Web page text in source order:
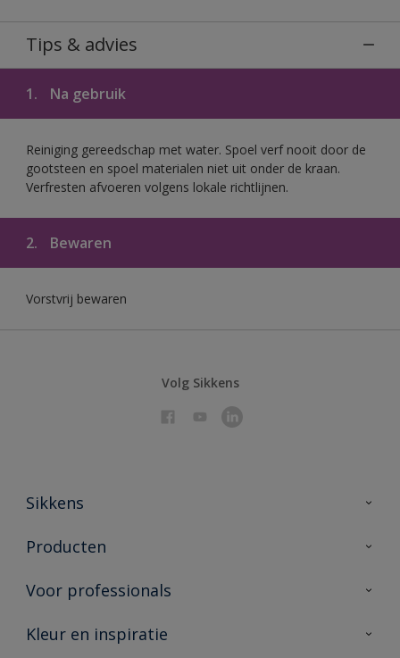
Tips & advies
1. Na gebruik
Reiniging gereedschap met water. Spoel verf nooit door de
gootsteen en spoel materialen niet uit onder de kraan.
Verfresten afvoeren volgens lokale richtlijnen.
2. Bewaren
Vorstvrij bewaren
Volg Sikkens
Sikkens
Over Sikkens
Duurzaamheid
Producten
Producten voor binnen
Vind je verkooppunt
Voor professionals
Sikkens Partners 🔗
Kleur en inspiratie